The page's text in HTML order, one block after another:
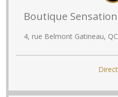
Boutique
4, rue Belmont Gatineau, QC